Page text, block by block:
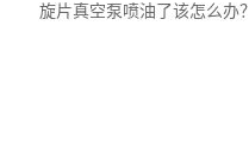
旋片真空泵喷油了该怎么办？